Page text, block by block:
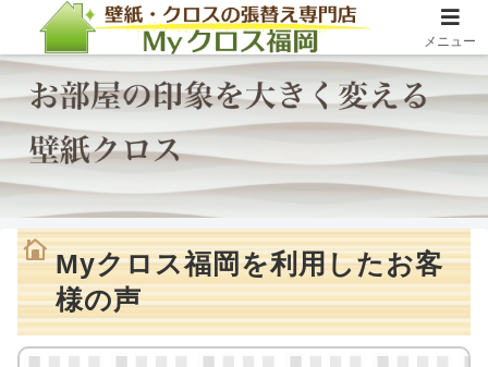
Myクロス福岡を利用したお客
様の声
メニュー